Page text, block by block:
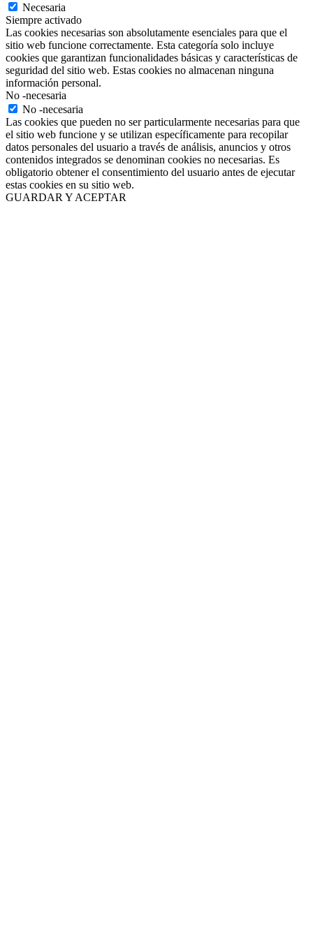
Necesaria
Siempre activado
Las cookies necesarias son absolutamente esenciales para que el
sitio web funcione correctamente. Esta categoría solo incluye
cookies que garantizan funcionalidades básicas y características de
seguridad del sitio web. Estas cookies no almacenan ninguna
información personal.
No -necesaria
No -necesaria
Las cookies que pueden no ser particularmente necesarias para que
el sitio web funcione y se utilizan específicamente para recopilar
datos personales del usuario a través de análisis, anuncios y otros
contenidos integrados se denominan cookies no necesarias. Es
obligatorio obtener el consentimiento del usuario antes de ejecutar
estas cookies en su sitio web.
GUARDAR Y ACEPTAR